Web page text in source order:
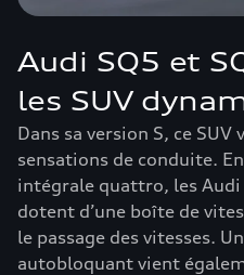
Audi SQ5 et
les SUV
Dans sa version S, ce
sensations de conduite.
intégrale quattro, les Audi
dotent d’une boîte de
le passage des vitesses.
autobloquant vient